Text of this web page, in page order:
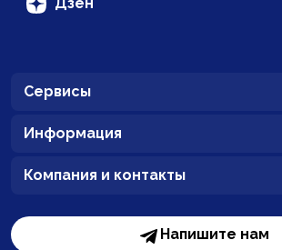
Сервисы
Информация
Компания и контакты
Напишите нам